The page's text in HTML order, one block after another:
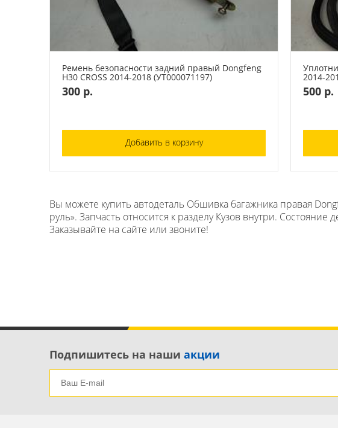
Ремень безопасности задний правый Dongfeng
H30 CROSS 2014-2018 (УТ000071197)
300 р.
Добавить в корзину
2014-
500 р.
Вы можете купить автодеталь Обшивка багажника правая
руль». Запчасть относится к разделу Кузов внутри.
Заказывайте на сайте или звоните!
Подпишитесь на наши акции